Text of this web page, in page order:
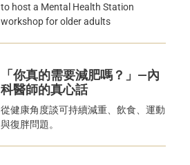
to host a Mental Health Station
workshop for older adults
「你真的需要減肥嗎？」—內
科醫師的真心話
從健康角度談可持續減重、飲食、運動
與復胖問題。